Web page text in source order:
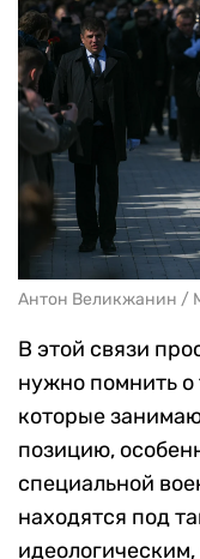
Антон Великжанин /
В этой связи
нужно помнить
которые
позицию,
специальной
находятся под